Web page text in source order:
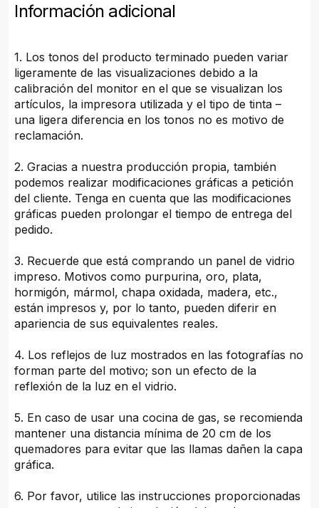
Información adicional
1. Los tonos del producto terminado pueden variar
ligeramente de las visualizaciones debido a la
calibración del monitor en el que se visualizan los
artículos, la impresora utilizada y el tipo de tinta –
una ligera diferencia en los tonos no es motivo de
reclamación.
2. Gracias a nuestra producción propia, también
podemos realizar modificaciones gráficas a petición
del cliente. Tenga en cuenta que las modificaciones
gráficas pueden prolongar el tiempo de entrega del
pedido.
3. Recuerde que está comprando un panel de vidrio
impreso. Motivos como purpurina, oro, plata,
hormigón, mármol, chapa oxidada, madera, etc.,
están impresos y, por lo tanto, pueden diferir en
apariencia de sus equivalentes reales.
4. Los reflejos de luz mostrados en las fotografías no
forman parte del motivo; son un efecto de la
reflexión de la luz en el vidrio.
5. En caso de usar una cocina de gas, se recomienda
mantener una distancia mínima de 20 cm de los
quemadores para evitar que las llamas dañen la capa
gráfica.
6. Por favor, utilice las instrucciones proporcionadas